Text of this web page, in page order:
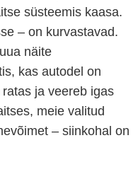
süsteemis kaasa.
– on kurvastavad.
näite
kas autodel on
ja veereb igas
meie valitud
– siinkohal on